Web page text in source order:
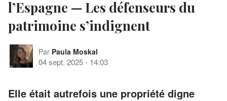
l’Espagne — Les défenseurs du
patrimoine s’indignent
Par Paula Moskal
04 sept. 2025- 14:03
Elle était autrefois une propriété digne